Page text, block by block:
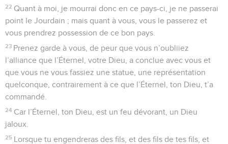
22 Quant à moi, je mourrai donc en ce pays-ci, je ne passerai
point le Jourdain ; mais quant à vous, vous le passerez et
vous prendrez possession de ce bon pays.
23 Prenez garde à vous, de peur que vous n’oubliiez
l’alliance que l’Éternel, votre Dieu, a conclue avec vous et
que vous ne vous fassiez une statue, une représentation
quelconque, contrairement à ce que l’Éternel, ton Dieu, t’a
commandé.
24 Car l’Éternel, ton Dieu, est un feu dévorant, un Dieu
jaloux.
25 Lorsque tu engendreras des fils, et des fils de tes fils, et